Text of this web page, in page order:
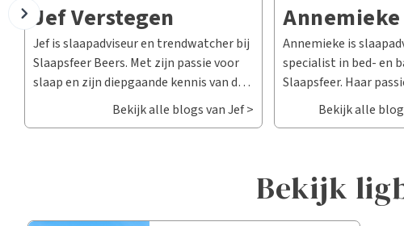
Jef Verstegen
Jef is slaapadviseur en trendwatcher bij
Slaapsfeer Beers. Met zijn passie voor
slaap en zijn diepgaande kennis van de
nieuwste slaaptrends en innovaties,
helpt hij je de ideale slaapoplossing te
gebied van slaapcomfort, en deelt hij
Bekijk alle blogs van Jef >
Annemieke is
specialist in bed- en
Slaapsfeer. Haar
van de perfecte sfeer
slaapkamer, waar
dekbedovertrek voor
of advies nodig hebt
badhanddoeken,
Bekijk alle
bekijk